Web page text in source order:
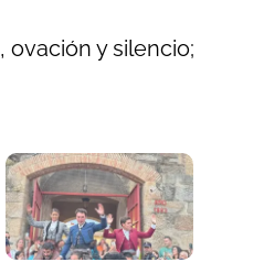
, ovación y silencio;